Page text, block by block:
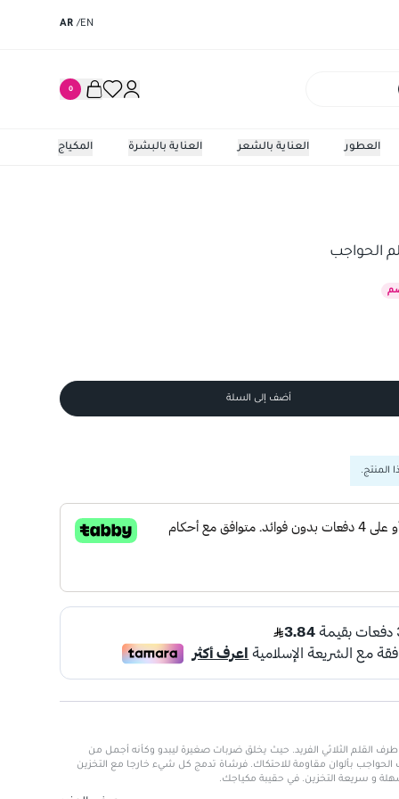
EN
/
AR
0
المكياج العناية بالبشرة العناية بالشعر العطور
الحواجب
أضف إلى السلة
المنتج.
القلم الثلاثي الفريد. حيث يخلق ضربات صغيرة ليبدو وكأنه أجمل من
بألوان مقاومة للاحتكاك. فرشاة تدمج كل شيء خارجا مع التخزين
و سريعة التخزين. في حقيبة مكياجك.